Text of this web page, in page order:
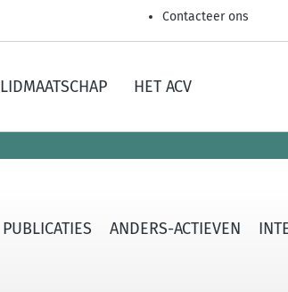
Contacteer ons
LIDMAATSCHAP HET ACV
PUBLICATIES ANDERS-ACTIEVEN